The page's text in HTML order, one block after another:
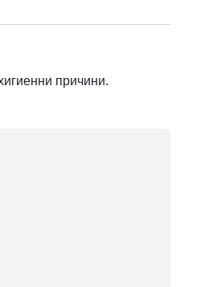
причини.